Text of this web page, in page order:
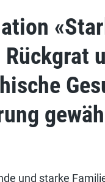
und starke